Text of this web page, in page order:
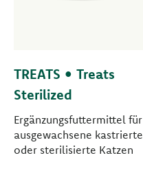
TREATS • Treats
Sterilized
Ergänzungsfuttermittel für
ausgewachsene kastrierte
oder sterilisierte Katzen